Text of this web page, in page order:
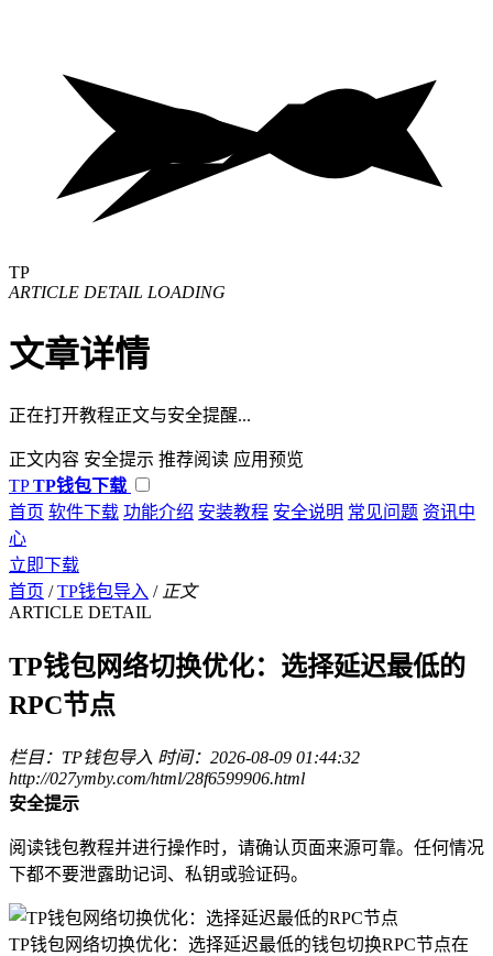
TP
ARTICLE DETAIL LOADING
文章详情
正在打开教程正文与安全提醒...
正文内容 安全提示 推荐阅读 应用预览
TP TP钱包下载
首页 软件下载 功能介绍 安装教程 安全说明 常见问题 资讯中
心
立即下载
首页 / TP钱包导入 / 正文
ARTICLE DETAIL
TP钱包网络切换优化：选择延迟最低的
RPC节点
栏目：TP钱包导入 时间：2026-08-09 01:44:32
http://027ymby.com/html/28f6599906.html
安全提示
阅读钱包教程并进行操作时，请确认页面来源可靠。任何情况
下都不要泄露助记词、私钥或验证码。
TP钱包网络切换优化：选择延迟最低的钱包切换RPC节点在